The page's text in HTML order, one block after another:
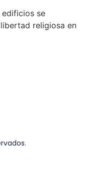
edificios se
religiosa en